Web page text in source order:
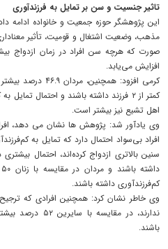
تاثیر جنسیت و سن بر تمایل به فرزندآوری
این پژوهشگر حوزه جمعیت و خانواده
مذهب، وضعیت اشتغال و قومیت، تأثیر
صورت که هرچه سن افراد در زمان ازدواج
افزایش می‌یابد.
کرمی افزود:
کمتر از ۲ فرزند داشته باشند و احتمال
اهل تشیع نیز بیشتر است.
وی یادآور شد: پژوهش ها نشان می دهد،
افراد بی‌سواد احتمال دارد که تمایل به
کم‌فرزندآوری داشته باشند.
وی خاطر نشان کرد: همچنین افرادی که
ندارند، در
باشند.